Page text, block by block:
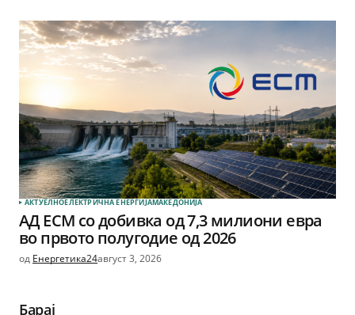
АКТУЕЛНОЕЛЕКТРИЧНА ЕНЕРГИЈАМАКЕДОНИЈА
АД ЕСМ со добивка од 7,3 милиони евра
во првото полугодие од 2026
од Енергетика24август 3, 2026
Барај